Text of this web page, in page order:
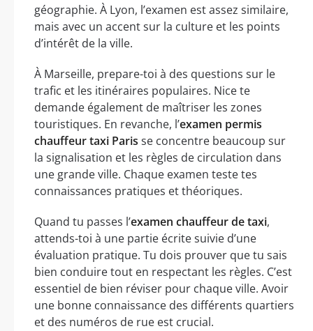
géographie. À Lyon, l’examen est assez similaire,
mais avec un accent sur la culture et les points
d’intérêt de la ville.
À Marseille, prepare-toi à des questions sur le
trafic et les itinéraires populaires. Nice te
demande également de maîtriser les zones
touristiques. En revanche, l’examen permis
chauffeur taxi Paris se concentre beaucoup sur
la signalisation et les règles de circulation dans
une grande ville. Chaque examen teste tes
connaissances pratiques et théoriques.
Quand tu passes l’examen chauffeur de taxi,
attends-toi à une partie écrite suivie d’une
évaluation pratique. Tu dois prouver que tu sais
bien conduire tout en respectant les règles. C’est
essentiel de bien réviser pour chaque ville. Avoir
une bonne connaissance des différents quartiers
et des numéros de rue est crucial.